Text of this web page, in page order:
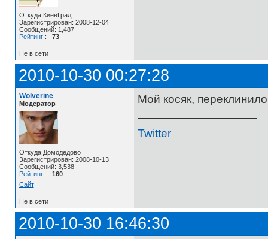
Откуда КиевГрад
Зарегистрирован: 2008-12-04
Сообщений: 1,487
Рейтинг: 73
Не в сети
2010-10-30 00:27:28
Wolverine
Модератор
Откуда Домодедово
Зарегистрирован: 2008-10-13
Сообщений: 3,538
Рейтинг: 160
Сайт
Мой косяк,
Twitter
Не в сети
2010-10-30 16:46:30